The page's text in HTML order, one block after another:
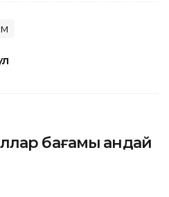
бағамы қандай